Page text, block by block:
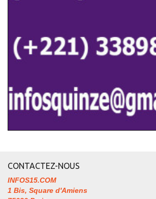
CONTACTEZ-NOUS
INFOS15.COM
1 Bis, Square d'Amiens